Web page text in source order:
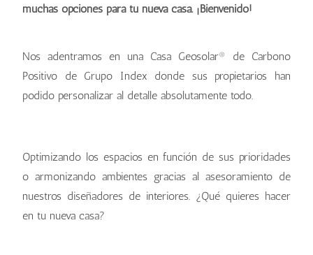
muchas opciones para tu nueva casa. ¡Bienvenido!
Nos adentramos en una Casa Geosolar® de Carbono
Positivo de Grupo Index donde sus propietarios han
podido personalizar al detalle absolutamente todo.
Optimizando los espacios en función de sus prioridades
o armonizando ambientes gracias al asesoramiento de
nuestros diseñadores de interiores. ¿Qué quieres hacer
en tu nueva casa?